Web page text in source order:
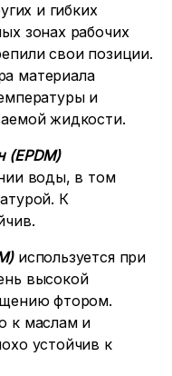
и гибких
зонах рабочих
свои позиции.
материала
и
жидкости.
(EPDM)
воды, в том
К
используется при
высокой
фтором.
к маслам и
устойчив к